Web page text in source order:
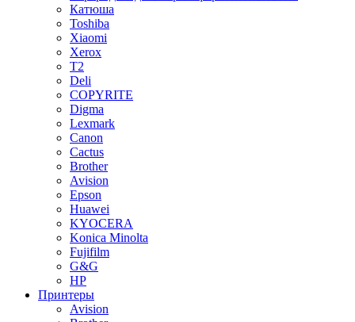
Катюша
Toshiba
Xiaomi
Xerox
T2
Deli
COPYRITE
Digma
Lexmark
Canon
Cactus
Brother
Avision
Epson
Huawei
KYOCERA
Konica Minolta
Fujifilm
G&G
HP
Принтеры
Avision